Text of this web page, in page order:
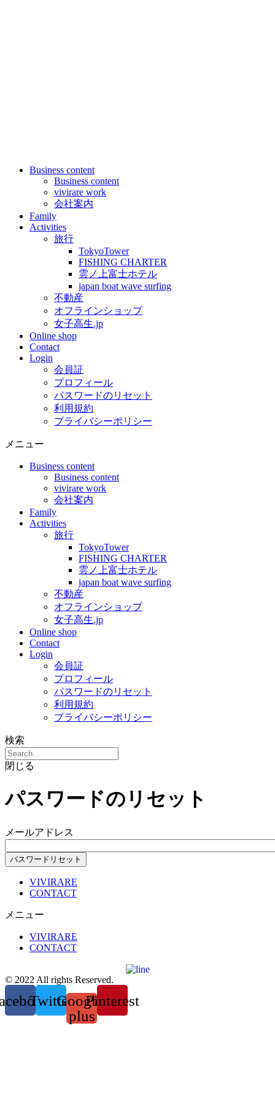
Business content
Business content
vivirare work
会社案内
Family
Activities
旅行
TokyoTower
FISHING CHARTER
雲ノ上富士ホテル
japan boat wave surfing
不動産
オフラインショップ
女子高生.jp
Online shop
Contact
Login
会員証
プロフィール
パスワードのリセット
利用規約
プライバシーポリシー
メニュー
Business content
Business content
vivirare work
会社案内
Family
Activities
旅行
TokyoTower
FISHING CHARTER
雲ノ上富士ホテル
japan boat wave surfing
不動産
オフラインショップ
女子高生.jp
Online shop
Contact
Login
会員証
プロフィール
パスワードのリセット
利用規約
プライバシーポリシー
検索
閉じる
パスワードのリセット
メールアドレス
VIVIRARE
CONTACT
メニュー
VIVIRARE
CONTACT
© 2022 All rights Reserved.
TwitterGoogle-
plus
Pinterest